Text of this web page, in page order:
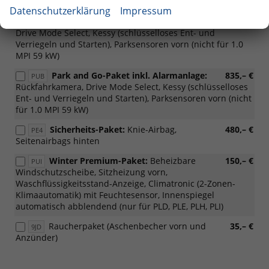
Drive Mode Select, Kessy (schlüsselloses Ent- und
Verriegeln und Starten), Parksensoren vorn (nicht für 1.0
MPI 59 kW)
PUB 835,– €
Park and Go-Paket inkl. Alarmanlage:
Rückfahrkamera, Drive Mode Select, Kessy (schlüsselloses
Ent- und Verriegeln und Starten), Parksensoren vorn (nicht
für 1.0 MPI 59 kW)
PE4 480,– €
Sicherheits-Paket: Knie-Airbag,
Seitenairbags hinten
PUI 150,– €
Winter Premium-Paket: Beheizbare
Windschutzscheibe, Sitzheizung vorn,
Waschflüssigkeitsstand-Anzeige, Climatronic (2-Zonen-
Klimaautomatik) mit Feuchtesensor, Innenspiegel
automatisch abblendend (nur für PLD, PLE, PLH, PLI)
9JD 35,– €
Raucherpaket (Aschenbecher vorn und
Anzünder)
Datenschutzerklärung Impressum